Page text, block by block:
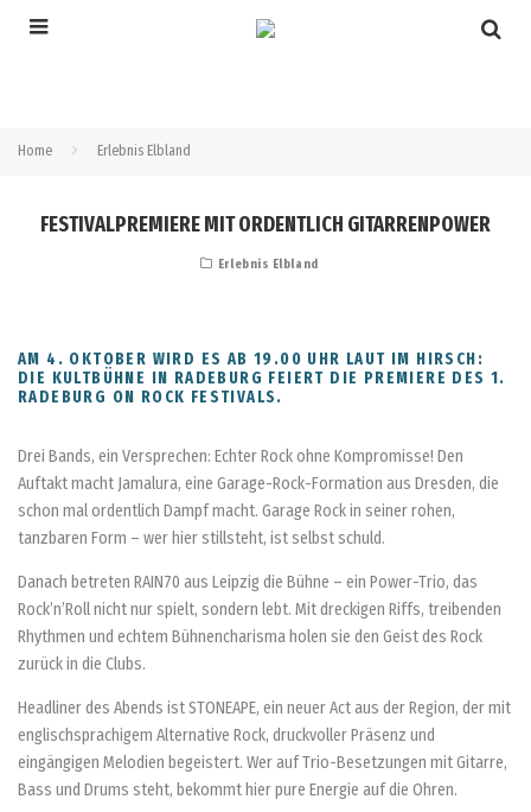
Home Erlebnis Elbland
FESTIVALPREMIERE MIT ORDENTLICH GITARRENPOWER
Erlebnis Elbland
AM 4. OKTOBER WIRD ES AB 19.00 UHR LAUT IM HIRSCH:
DIE KULTBÜHNE IN RADEBURG FEIERT DIE PREMIERE DES 1.
RADEBURG ON ROCK FESTIVALS.
Drei Bands, ein Versprechen: Echter Rock ohne Kompromisse! Den
Auftakt macht Jamalura, eine Garage-Rock-Formation aus Dresden, die
schon mal ordentlich Dampf macht. Garage Rock in seiner rohen,
tanzbaren Form – wer hier stillsteht, ist selbst schuld.
Danach betreten RAIN70 aus Leipzig die Bühne – ein Power-Trio, das
Rock’n’Roll nicht nur spielt, sondern lebt. Mit dreckigen Riffs, treibenden
Rhythmen und echtem Bühnencharisma holen sie den Geist des Rock
zurück in die Clubs.
Headliner des Abends ist STONEAPE, ein neuer Act aus der Region, der mit
englischsprachigem Alternative Rock, druckvoller Präsenz und
eingängigen Melodien begeistert. Wer auf Trio-Besetzungen mit Gitarre,
Bass und Drums steht, bekommt hier pure Energie auf die Ohren.